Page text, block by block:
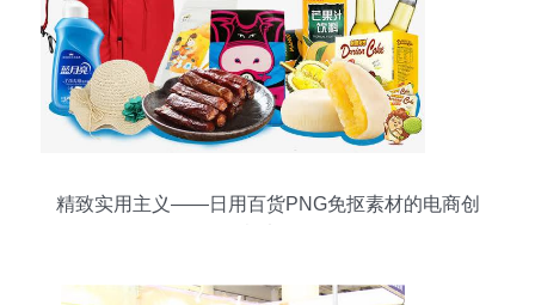
精致实用主义——日用百货PNG免抠素材的电商创